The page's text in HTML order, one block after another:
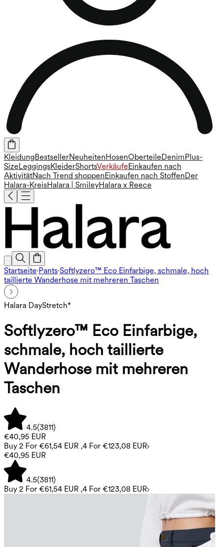
Kleidung BestsellerNeuheiten HosenOberteile Denim Plus-
Size LeggingsKleiderShortsVerkäufe Einkaufen nach
AktivitätNach Trend shoppen Einkaufen nach Stoffen Der
Halara-KreisHalara | SmileyHalara x Reece
Startseite·Pants·Softlyzero™ Eco Einfarbige, schmale, hoch
taillierte Wanderhose mit mehreren Taschen
Halara DayStretch*
Softlyzero™ Eco Einfarbige,
schmale, hoch taillierte
Wanderhose mit mehreren
Taschen
4.5(3811)
€40,95 EUR
Buy 2 For €61,54 EUR ,4 For €123,08 EUR
€40,95 EUR
4.5(3811)
Buy 2 For €61,54 EUR ,4 For €123,08 EUR